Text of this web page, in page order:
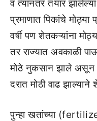
व त्यानंतर तयार
प्रमाणात पिकांचे
वर्षी पण शेतकऱ्यांना
तर राज्यात अवकाळी
मोठे नुकसान झाले
दरात मोठी वाढ
पुन्हा खतांच्या